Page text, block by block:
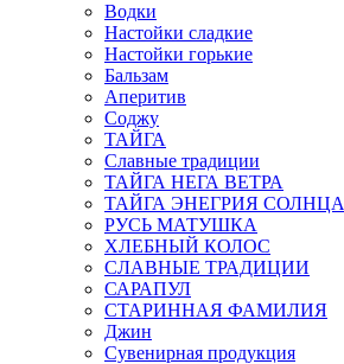
Водки
Настойки сладкие
Настойки горькие
Бальзам
Аперитив
Соджу
ТАЙГА
Славные традиции
ТАЙГА НЕГА ВЕТРА
ТАЙГА ЭНЕГРИЯ СОЛНЦА
РУСЬ МАТУШКА
ХЛЕБНЫЙ КОЛОС
СЛАВНЫЕ ТРАДИЦИИ
САРАПУЛ
СТАРИННАЯ ФАМИЛИЯ
Джин
Сувенирная продукция